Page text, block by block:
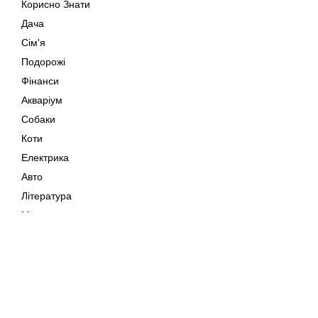
Корисно Знати
Дача
Сім'я
Подорожі
Фінанси
Акваріум
Собаки
Коти
Електрика
Авто
Література
Музика